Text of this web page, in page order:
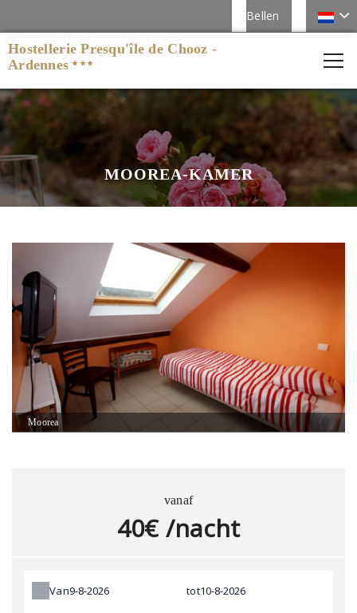
Bellen
Hostellerie Presqu'île de Chooz -
Ardennes
MOOREA-KAMER
Moorea
vanaf
40€ /nacht
Van tot